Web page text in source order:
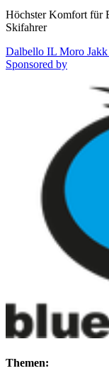
Höchster Komfort für
Skifahrer
Dalbello IL Moro
Sponsored by
Themen: